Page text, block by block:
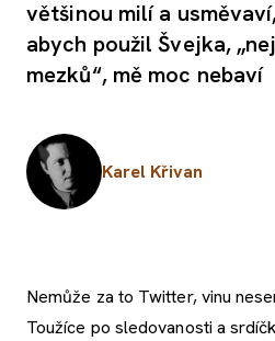
většinou milí a
abych použil Švejka,
mezků“, mě moc nebaví
Karel Křivan
Nemůže za to Twitter, vinu
Toužíce po sledovanosti a